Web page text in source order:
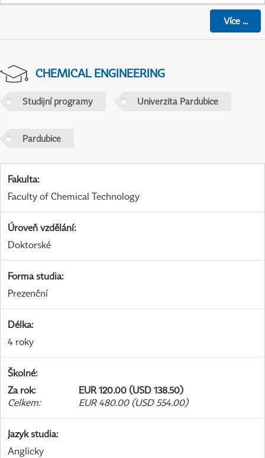
Více...
CHEMICAL ENGINEERING
Studijní programy Univerzita Pardubice
Pardubice
Fakulta:
Faculty of Chemical Technology
Úroveň vzdělání:
Doktorské
Forma studia:
Prezenční
Délka:
4 roky
Školné:
Za rok:
EUR 120.00 (USD 138.50)
Celkem: EUR 480.00 (USD 554.00)
Jazyk studia:
Anglicky